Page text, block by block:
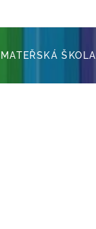
MATEŘSKÁ ŠKOLA